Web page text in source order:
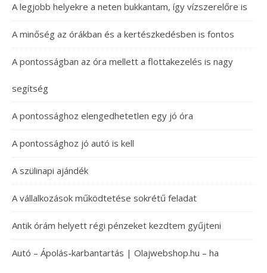
A legjobb helyekre a neten bukkantam, így vízszerelőre is
A minőség az órákban és a kertészkedésben is fontos
A pontosságban az óra mellett a flottakezelés is nagy
segítség
A pontossághoz elengedhetetlen egy jó óra
A pontossághoz jó autó is kell
A szülinapi ajándék
A vállalkozások működtetése sokrétű feladat
Antik órám helyett régi pénzeket kezdtem gyűjteni
Autó – Ápolás-karbantartás | Olajwebshop.hu – ha